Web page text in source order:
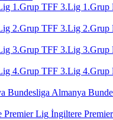
TFF 3.Lig 1.Grup
TFF 3.Lig 2.Grup
TFF 3.Lig 3.Grup
TFF 3.Lig 4.Grup
Almanya
İngiltere